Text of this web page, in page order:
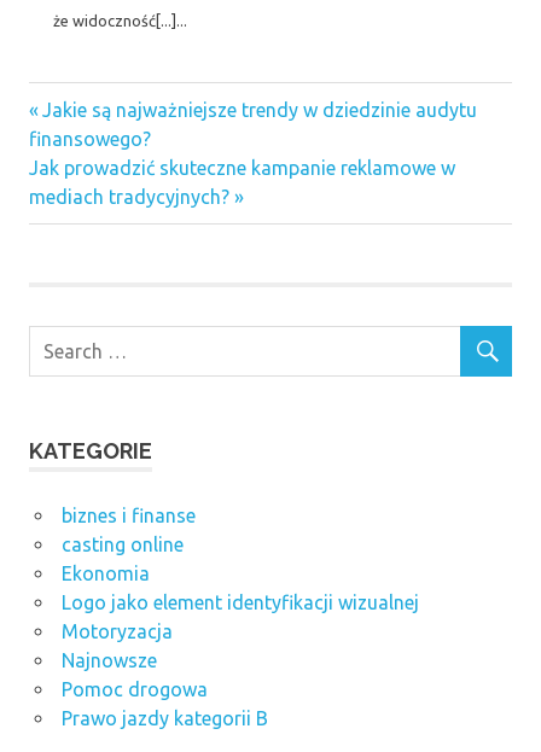
że widoczność[...]...
Nawigacja
wpisu
Previous
Post:
Jakie są najważniejsze trendy w dziedzinie audytu
finansowego?
Next
Post:
Jak prowadzić skuteczne kampanie reklamowe w
mediach tradycyjnych?
KATEGORIE
biznes i finanse
casting online
Ekonomia
Logo jako element identyfikacji wizualnej
Motoryzacja
Najnowsze
Pomoc drogowa
Prawo jazdy kategorii B